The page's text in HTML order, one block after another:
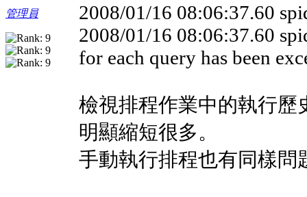
管理員
2008/01/16 08:06:37.60
2008/01/16 08:06:37.60
for each query has been
檢視排程作業中的執行歷
明顯縮短很多。
手動執行排程也有同樣問